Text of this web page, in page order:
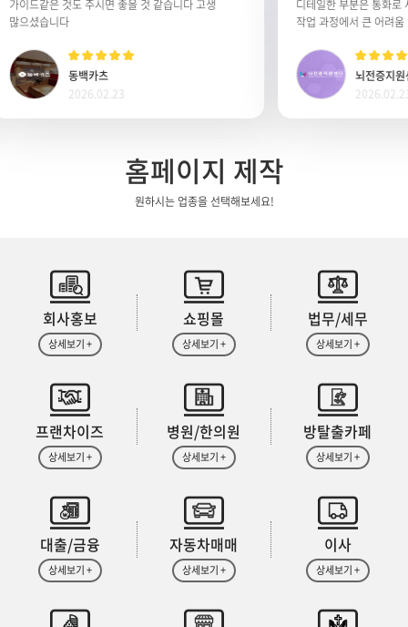
가이드같은 것도 주시면 좋을 것 같습니다 고생
많으셨습니다
동백카츠
2026.02.23
디테일한 부분은 통
작업 과정에서 큰 어
뇌전증
홈페이지 제작
원하시는 업종을 선택해보세요!
회사홍보
상세보기 +
쇼핑몰
상세보기 +
법무/세무
상세보기 +
프랜차이즈
상세보기 +
병원/한의원
상세보기 +
방탈출카페
상세보기 +
대출/금융
상세보기 +
자동차매매
상세보기 +
이사
상세보기 +